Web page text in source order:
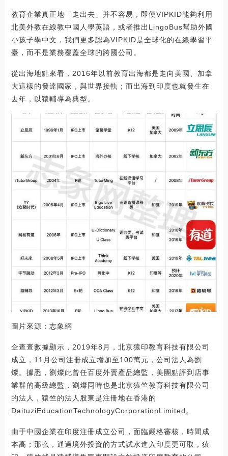
教育企業真正地「走出去」并不容易，即便VIPKID能夠利用
北美外教在線教中國人學英語，或者推出LingoBus幫助外國
小孩子學中文，我們更多認為VIPKID是全球化的在線學習平
臺，而不是業務覆蓋全球的跨國公司。
從出海地點來看，2016年以前教育出海都是走向美國、加拿
大這樣的發達國家，與世界接軌；而出海到印度也就發生在
去年，以猿輔導為典型。
圖片來源：志象網
企查查數據顯示，2019年8月，北京猿印教育科技有限公司
成立，11月公司注冊成立增加至100萬元，公司法人為劉
燦。據悉，劉燦此曾任百度外賣產品總監，美團點評到店事
業群的高級總監，劉燦同時也是北京猿竺教育科技有限公司
的法人，猿竺的法人股東是注冊地在香港的
DaituziEducationTechnologyCorporationLimited。
由于中國企業在印度注冊成立公司，面臨嚴格審核，時間成
本高；那么，通過境外投資的方式試水進入印度更可取，猿